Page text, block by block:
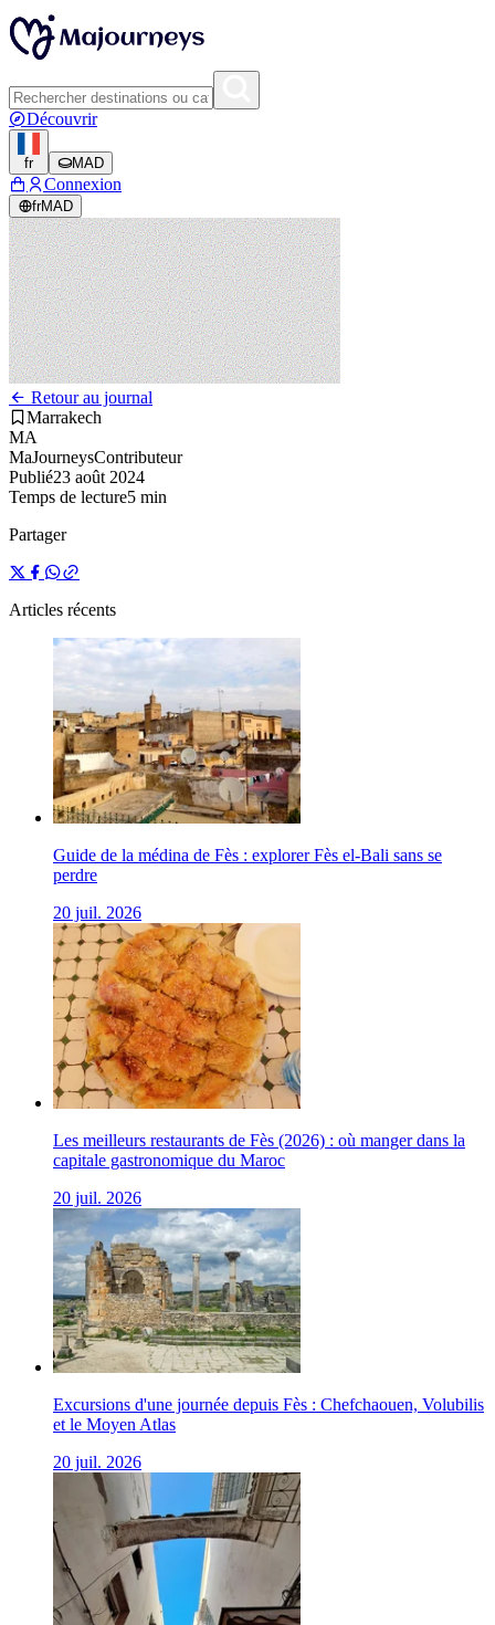
Découvrir
fr MAD
Connexion
frMAD
Retour au journal
Marrakech
MA
MaJourneysContributeur
Publié23 août 2024
Temps de lecture5 min
Partager
Articles récents
Guide de la médina de Fès : explorer Fès el-Bali sans se
perdre
20 juil. 2026
Les meilleurs restaurants de Fès (2026) : où manger dans la
capitale gastronomique du Maroc
20 juil. 2026
Excursions d'une journée depuis Fès : Chefchaouen, Volubilis
et le Moyen Atlas
20 juil. 2026